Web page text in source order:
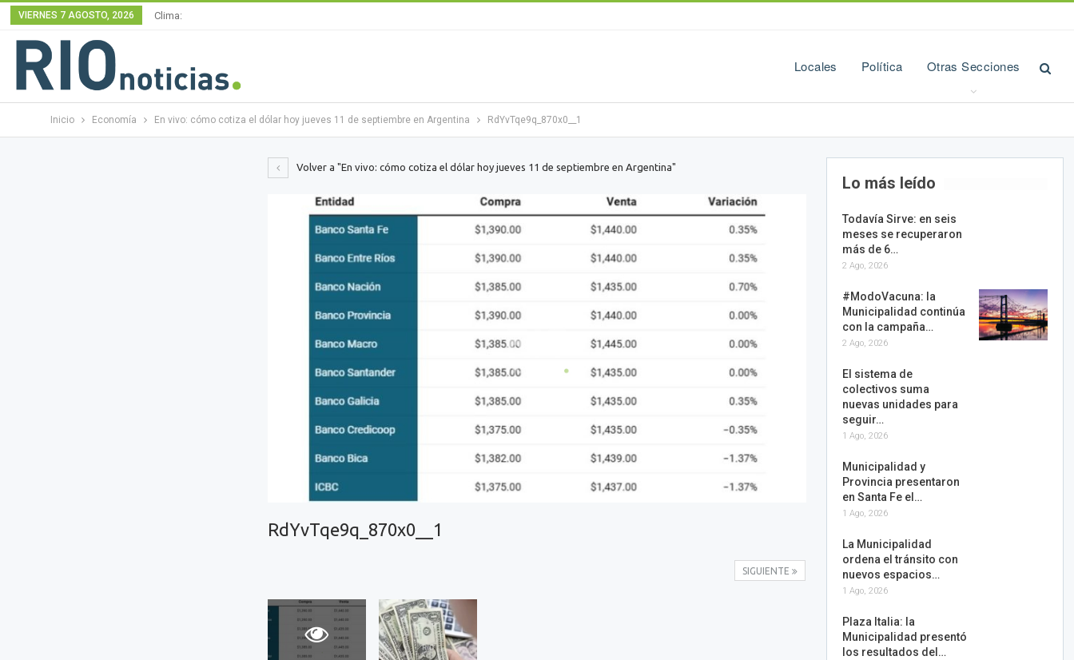
VIERNES 7 AGOSTO, 2026 Clima:
Locales Política Otras Secciones
Inicio Economía En vivo: cómo cotiza el dólar hoy jueves 11 de septiembre en Argentina RdYvTqe9q_870x0__1
Volver a "En vivo: cómo cotiza el dólar hoy jueves 11 de septiembre en Argentina"
RdYvTqe9q_870x0__1
SIGUIENTE
Lo más leído
Todavía Sirve: en seis
meses se recuperaron
más de 6…
2 Ago, 2026
#ModoVacuna: la
Municipalidad continúa
con la campaña…
2 Ago, 2026
El sistema de
colectivos suma
nuevas unidades para
seguir…
1 Ago, 2026
Municipalidad y
Provincia presentaron
en Santa Fe el…
1 Ago, 2026
La Municipalidad
ordena el tránsito con
nuevos espacios…
1 Ago, 2026
Plaza Italia: la
Municipalidad presentó
los resultados del…